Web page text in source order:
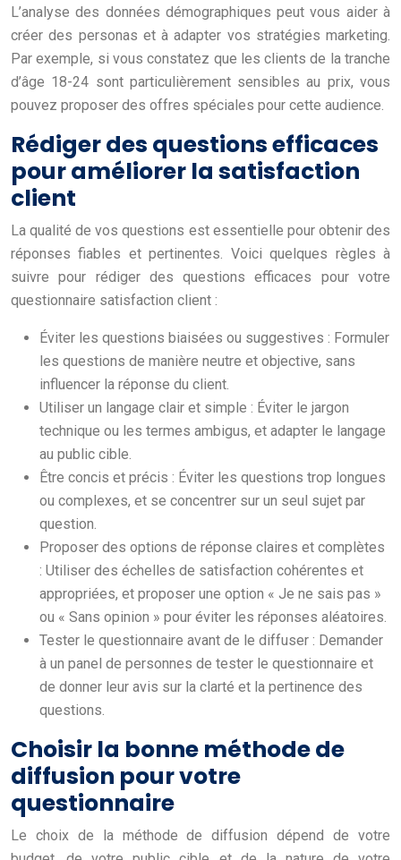
L’analyse des données démographiques peut vous aider à
créer des personas et à adapter vos stratégies marketing.
Par exemple, si vous constatez que les clients de la tranche
d’âge 18-24 sont particulièrement sensibles au prix, vous
pouvez proposer des offres spéciales pour cette audience.
Rédiger des questions efficaces
pour améliorer la satisfaction
client
La qualité de vos questions est essentielle pour obtenir des
réponses fiables et pertinentes. Voici quelques règles à
suivre pour rédiger des questions efficaces pour votre
questionnaire satisfaction client :
Éviter les questions biaisées ou suggestives : Formuler
les questions de manière neutre et objective, sans
influencer la réponse du client.
Utiliser un langage clair et simple : Éviter le jargon
technique ou les termes ambigus, et adapter le langage
au public cible.
Être concis et précis : Éviter les questions trop longues
ou complexes, et se concentrer sur un seul sujet par
question.
Proposer des options de réponse claires et complètes
: Utiliser des échelles de satisfaction cohérentes et
appropriées, et proposer une option « Je ne sais pas »
ou « Sans opinion » pour éviter les réponses aléatoires.
Tester le questionnaire avant de le diffuser : Demander
à un panel de personnes de tester le questionnaire et
de donner leur avis sur la clarté et la pertinence des
questions.
Choisir la bonne méthode de
diffusion pour votre
questionnaire
Le choix de la méthode de diffusion dépend de votre